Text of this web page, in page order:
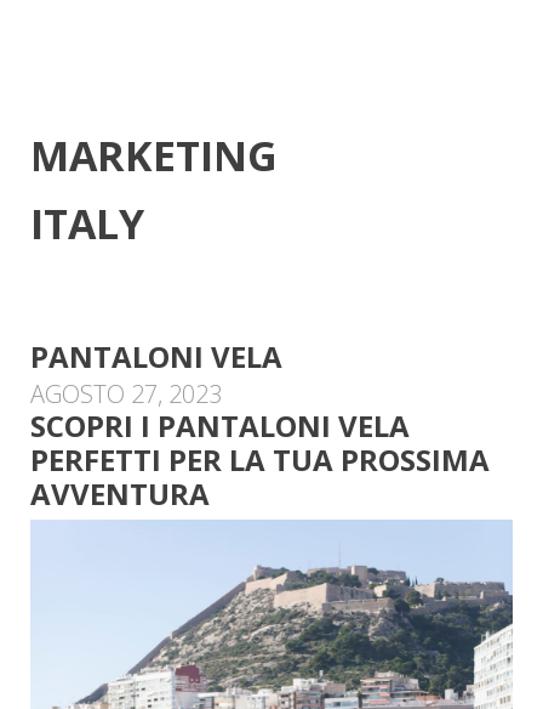
MARKETING
ITALY
PANTALONI VELA
AGOSTO 27, 2023
SCOPRI I PANTALONI VELA
PERFETTI PER LA TUA PROSSIMA
AVVENTURA